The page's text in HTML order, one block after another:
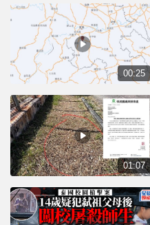
00:25
01:07